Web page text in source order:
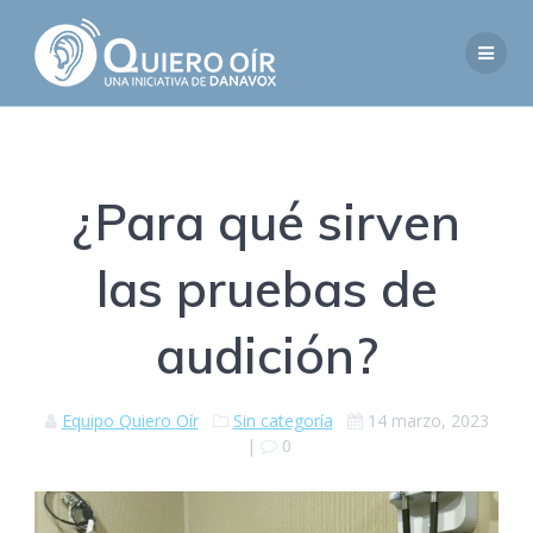
contenido
¿Para qué sirven
las pruebas de
audición?
Equipo Quiero Oír Sin categoría
14 marzo, 2023
|
0